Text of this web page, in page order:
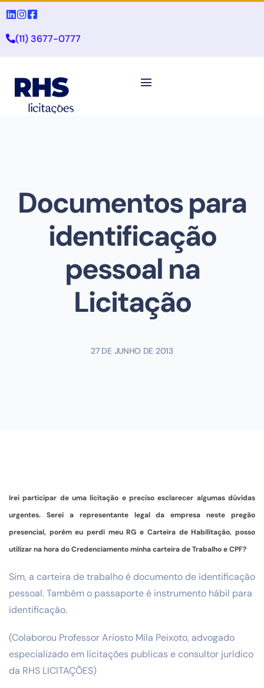
(11) 3677-0777
Documentos para
identificação
pessoal na
Licitação
27 DE JUNHO DE 2013
Irei participar de uma licitação e preciso esclarecer algumas dúvidas
urgentes. Serei a representante legal da empresa neste pregão
presencial, porém eu perdi meu RG e Carteira de Habilitação, posso
utilizar na hora do Credenciamento minha carteira de Trabalho e CPF?
Sim, a carteira de trabalho é documento de identificação
pessoal. Também o passaporte é instrumento hábil para
identificação.
(Colaborou Professor Ariosto Mila Peixoto, advogado
especializado em licitações publicas e consultor jurídico
da RHS LICITAÇÕES)